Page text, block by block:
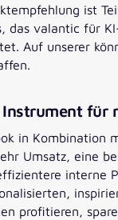
ist
das valantic für
Auf unserer
Instrument für
in Kombination
Umsatz, eine
interne
profitieren,